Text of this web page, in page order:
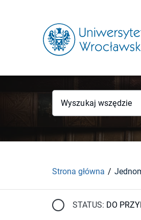
Wyszukaj wszędzie
Strona główna
STATUS: DO